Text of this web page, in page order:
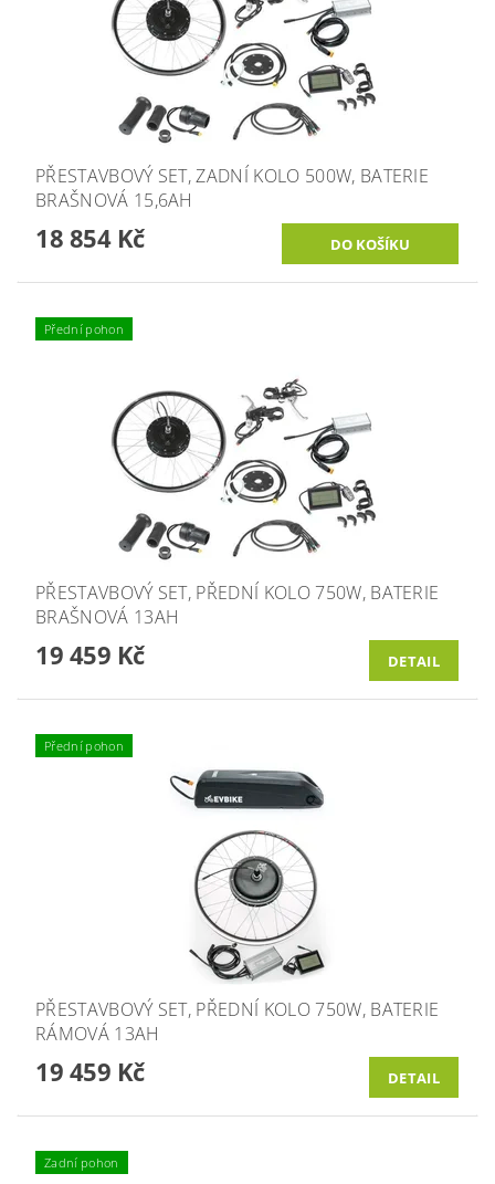
PŘESTAVBOVÝ SET, ZADNÍ KOLO 500W, BATERIE
BRAŠNOVÁ 15,6AH
18 854 Kč
Přední pohon
PŘESTAVBOVÝ SET, PŘEDNÍ KOLO 750W, BATERIE
BRAŠNOVÁ 13AH
19 459 Kč DETAIL
Přední pohon
PŘESTAVBOVÝ SET, PŘEDNÍ KOLO 750W, BATERIE
RÁMOVÁ 13AH
19 459 Kč DETAIL
Zadní pohon